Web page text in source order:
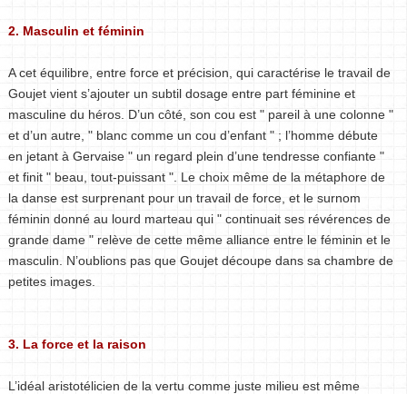
2. Masculin et féminin
A cet équilibre, entre force et précision, qui caractérise le travail de
Goujet vient s’ajouter un subtil dosage entre part féminine et
masculine du héros. D’un côté, son cou est " pareil à une colonne "
et d’un autre, " blanc comme un cou d’enfant " ; l’homme débute
en jetant à Gervaise " un regard plein d’une tendresse confiante "
et finit " beau, tout-puissant ". Le choix même de la métaphore de
la danse est surprenant pour un travail de force, et le surnom
féminin donné au lourd marteau qui " continuait ses révérences de
grande dame " relève de cette même alliance entre le féminin et le
masculin. N’oublions pas que Goujet découpe dans sa chambre de
petites images.
3. La force et la raison
L’idéal aristotélicien de la vertu comme juste milieu est même